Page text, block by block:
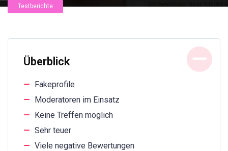
Testberichte
Überblick
Fakeprofile
Moderatoren im Einsatz
Keine Treffen möglich
Sehr teuer
Viele negative Bewertungen